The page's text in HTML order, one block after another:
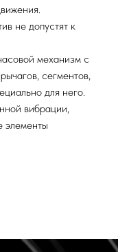
не допустят к
механизм с
сегментов,
для него.
вибрации,
элементы